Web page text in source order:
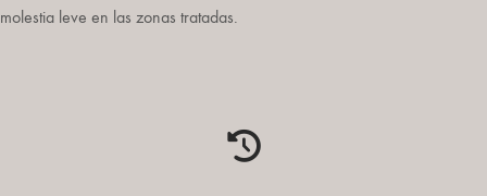
molestia leve en las zonas tratadas.